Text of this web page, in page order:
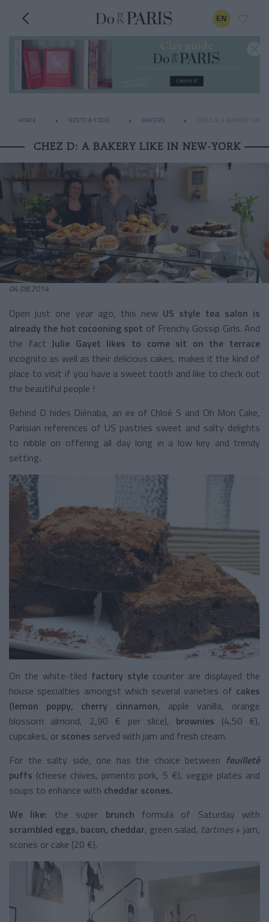
EN
HOME RESTO & FOOD BAKERS CHEZ D: A BAKERY LIKE
CHEZ D: A BAKERY LIKE IN NEW-YORK
04.08.2014
Open just one year ago, this new US style tea salon is
already the hot cocooning spot of Frenchy Gossip Girls. And
the fact Julie Gayet likes to come sit on the terrace
incognito as well as their delicious cakes, makes it the kind of
place to visit if you have a sweet tooth and like to check out
the beautiful people !
Behind D hides Diénaba, an ex of Chloé S and Oh Mon Cake,
Parisian references of US pastries sweet and salty delights
to nibble on offering all day long in a low key and trendy
setting.
On the white-tiled factory style counter are displayed the
house specialties amongst which several varieties of cakes
(lemon poppy, cherry cinnamon, apple vanilla, orange
blossom almond, 2,90 € per slice), brownies (4,50 €),
cupcakes, or scones served with jam and fresh cream.
For the salty side, one has the choice between feuilleté
puffs (cheese chives, pimento pork, 5 €), veggie plates and
soups to enhance with cheddar scones.
We like: the super brunch formula of Saturday with
scrambled eggs, bacon, cheddar, green salad, tartines+ jam,
scones or cake (20 €).